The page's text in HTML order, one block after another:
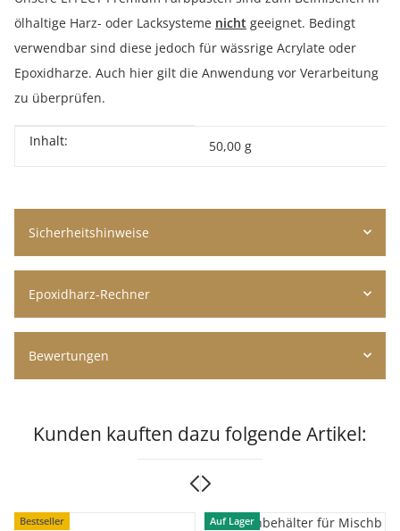
ölhaltige Harz- oder Lacksysteme nicht geeignet. Bedingt
verwendbar sind diese jedoch für wässrige Acrylate oder
Epoxidharze. Auch hier gilt die Anwendung vor Verarbeitung
zu überprüfen.
Produkteigenschaft
Wert
Inhalt: 50,00 g
Sicherheitshinweise
Epoxidharz-Rechner
Bewertungen
Kunden kauften dazu folgende Artikel:
Bestseller Auf Lager